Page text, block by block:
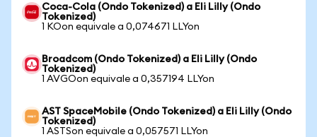
Coca-Cola (Ondo Tokenized) a Eli Lilly (Ondo
Tokenized)
1 KOon equivale a 0,074671 LLYon
Broadcom (Ondo Tokenized) a Eli Lilly (Ondo
Tokenized)
1 AVGOon equivale a 0,357194 LLYon
AST SpaceMobile (Ondo Tokenized) a Eli Lilly (Ondo
Tokenized)
1 ASTSon equivale a 0,057571 LLYon